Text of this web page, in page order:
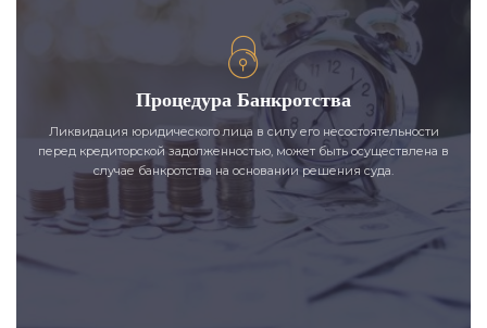
Процедура Банкротства
Ликвидация юридического лица в силу его несостоятельности
перед кредиторской задолженностью, может быть осуществлена в
случае банкротства на основании решения суда.